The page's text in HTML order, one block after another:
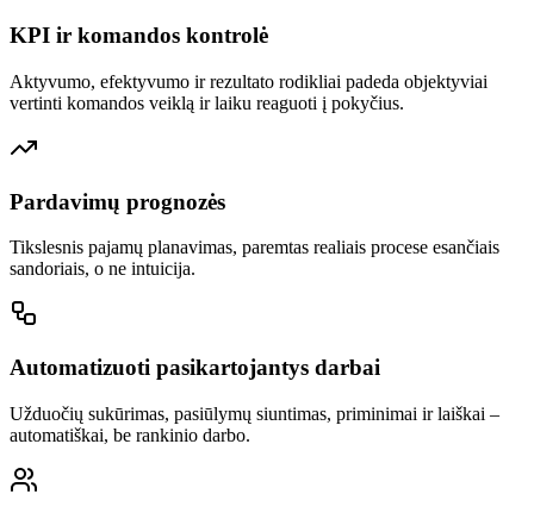
KPI ir komandos kontrolė
Aktyvumo, efektyvumo ir rezultato rodikliai padeda objektyviai
vertinti komandos veiklą ir laiku reaguoti į pokyčius.
Pardavimų prognozės
Tikslesnis pajamų planavimas, paremtas realiais procese esančiais
sandoriais, o ne intuicija.
Automatizuoti pasikartojantys darbai
Užduočių sukūrimas, pasiūlymų siuntimas, priminimai ir laiškai –
automatiškai, be rankinio darbo.